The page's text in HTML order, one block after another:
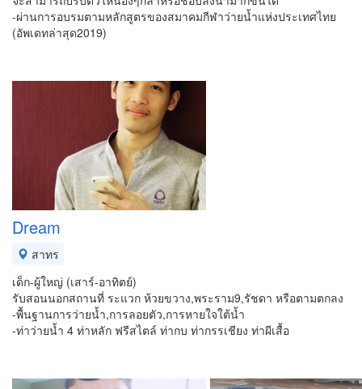
-ผ่านการอบรมตามหลักสูตรของสมาคมกีฬาว่ายน้ำแห่งประเทศไทย
(อัพเดทล่าสุด2019)
Dream
สาทร
เด็ก-ผู้ใหญ่ (เสาร์-อาทิตย์)
รับสอนนอกสถานที่ ระแวก ห้วยขวาง,พระราม9,รัชดา หรือตามตกลง
-พื้นฐานการว่ายน้ำ,การลอยตัว,การหายใจใต้น้ำ
-ท่าว่ายน้ำ 4 ท่าหลัก ฟรีสไตล์ ท่ากบ ท่ากรรเชียง ท่าผีเสื้อ